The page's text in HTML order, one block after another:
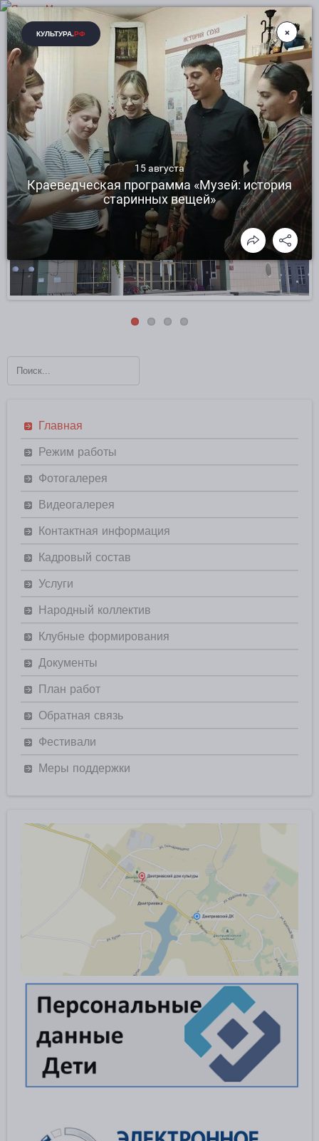
ДМИТРИЕВСКИЙ ЦЕНТР КУЛЬТУРНОГО
РАЗВИТИЯ РАКИТЯНСКОГО РАЙОНА
БЕЛГОРОДСКОЙ ОБЛАСТИ
Главная
Режим работы
Фотогалерея
Видеогалерея
Контактная информация
Кадровый состав
Услуги
Народный коллектив
Клубные формирования
Документы
План работ
Обратная связь
Фестивали
Меры поддержки